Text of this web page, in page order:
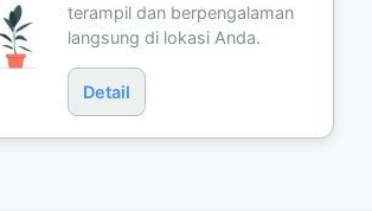
terampil dan berpengalaman
langsung di lokasi Anda.
Detail